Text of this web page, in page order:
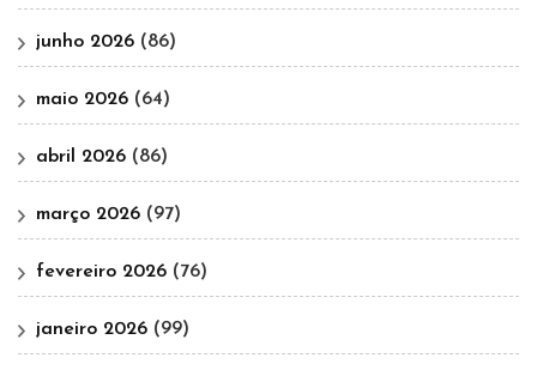
junho 2026 (86)
maio 2026 (64)
abril 2026 (86)
março 2026 (97)
fevereiro 2026 (76)
janeiro 2026 (99)